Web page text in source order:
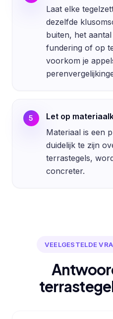
Laat elke
dezelfde
buiten, het
fundering of op
voorkom je
5
Let op
Materiaal is een
duidelijk te zijn
terrastegels,
concreter.
VEELGESTELDE